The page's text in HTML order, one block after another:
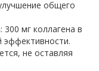
общего
300 мг коллагена в
эффективности.
не оставляя